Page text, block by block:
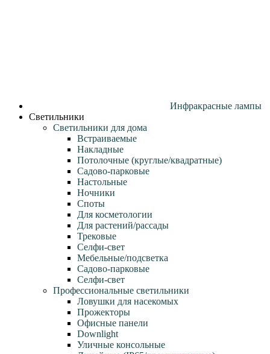
Инфракрасные лампы
Светильники
Светильники для дома
Встраиваемые
Накладные
Потолочные (круглые/квадратные)
Садово‑парковые
Настольные
Ночники
Споты
Для косметологии
Для растений/рассады
Трековые
Селфи‑свет
Мебельные/подсветка
Садово-парковые
Селфи-свет
Профессиональные светильники
Ловушки для насекомых
Прожекторы
Офисные панели
Downlight
Уличные консольные